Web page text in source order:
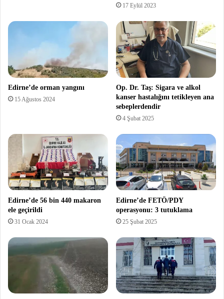
17 Eylül 2023
Edirne’de orman yangını
15 Ağustos 2024
Op. Dr. Taş: Sigara ve alkol
kanser hastalığını tetikleyen ana
sebeplerdendir
4 Şubat 2025
Edirne’de 56 bin 440 makaron
ele geçirildi
31 Ocak 2024
Edirne’de FETÖ/PDY
operasyonu: 3 tutuklama
25 Şubat 2025